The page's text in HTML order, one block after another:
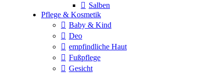
Salben
Pflege & Kosmetik
Baby & Kind
Deo
empfindliche Haut
Fußpflege
Gesicht